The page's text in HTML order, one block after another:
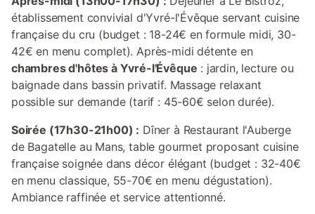
établissement convivial d'Yvré-l'Évêque servant cuisine
française du cru (budget : 18-24€ en formule midi, 30-
42€ en menu complet). Après-midi détente en
chambres d'hôtes à Yvré-l'Évêque : jardin, lecture ou
baignade dans bassin privatif. Massage relaxant
possible sur demande (tarif : 45-60€ selon durée).
Soirée (17h30-21h00) : Dîner à Restaurant l'Auberge
de Bagatelle au Mans, table gourmet proposant cuisine
française soignée dans décor élégant (budget : 32-40€
en menu classique, 55-70€ en menu dégustation).
Ambiance raffinée et service attentionné.